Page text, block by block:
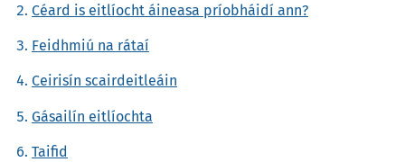
Céard is eitlíocht áineasa príobháidí ann?
Feidhmiú na rátaí
Ceirisín scairdeitleáin
Gásailín eitlíochta
Taifid